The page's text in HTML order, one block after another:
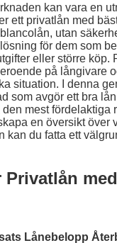
kan vara en
ett privatlån med
utan
för dem som
eller större köp.
på långivare
situation. I denna
som avgör ett bra
mest fördelaktiga
en översikt över
kan du fatta ett
Privatlån
Lånebelopp